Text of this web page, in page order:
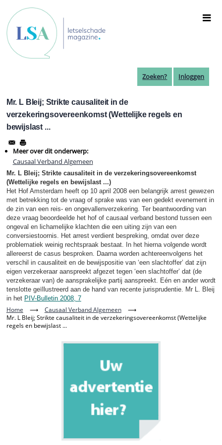
naar
de
inhoud
gaan
Zoeken? Inloggen
Mr. L Bleij; Strikte causaliteit in de
verzekeringsovereenkomst (Wettelijke regels en
bewijslast ...
Meer over dit onderwerp:
Causaal Verband Algemeen
Mr. L Bleij; Strikte causaliteit in de verzekeringsovereenkomst
(Wettelijke regels en bewijslast ...)
Het Hof Amsterdam heeft op 10 april 2008 een belangrijk arrest gewezen
met betrekking tot de vraag of sprake was van een gedekt evenement in
de zin van een reis- en ongevallenverzekering. Ter beantwoording van
deze vraag beoordeelde het hof of causaal verband bestond tussen een
ongeval en lichamelijke klachten die een uiting zijn van een
conversiestoornis. Het arrest verdient bespreking, omdat over deze
problematiek weinig rechtspraak bestaat. In het hierna volgende wordt
allereerst de casus besproken. Daarna worden achtereenvolgens het
verschil in causaliteit en de bewijspositie van ‘een slachtoffer’ dat zijn
eigen verzekeraar aanspreekt afgezet tegen ‘een slachtoffer’ dat (de
verzekeraar van) de aansprakelijke partij aanspreekt. Eén en ander wordt
tenslotte geïllustreerd aan de hand van recente jurisprudentie. Mr L. Bleij
in het PIV-Bulletin 2008, 7
Home ⟶ Causaal Verband Algemeen
⟶
Mr. L Bleij; Strikte causaliteit in de verzekeringsovereenkomst (Wettelijke
regels en bewijslast ...